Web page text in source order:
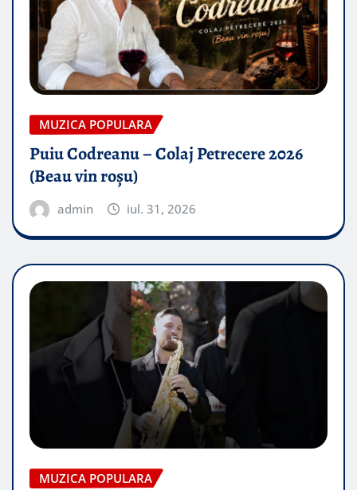
MUZICA POPULARA
Puiu Codreanu – Colaj Petrecere 2026
(Beau vin roșu)
admin iul. 31, 2026
MUZICA POPULARA